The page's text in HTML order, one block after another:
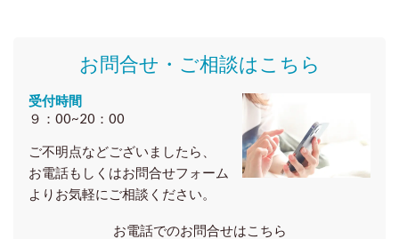
お問合せ・ご相談はこちら
受付時間
９：00~20：00
ご不明点などございましたら、
お電話もしくはお問合せフォーム
よりお気軽にご相談ください。
お電話でのお問合せはこちら